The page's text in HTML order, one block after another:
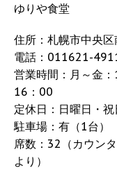
ゆりや食堂
住所：札幌市中央
電話：011621-
営業時間：月～金
16：00
定休日：日曜日・祝
駐車場：有（1台）
席数：32（カウン
より）